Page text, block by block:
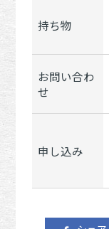
持ち物
お問い合わ
せ
申し込み